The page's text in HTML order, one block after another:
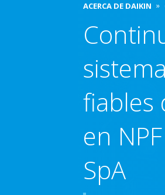
ACERCA DE DAIKIN
fiables
en
SpA